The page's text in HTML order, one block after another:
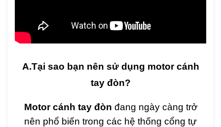
A.Tại sao bạn nên sử dụng motor cánh
tay đòn?
Motor cánh tay đòn đang ngày càng trở
nên phổ biến trong các hệ thống cổng tự